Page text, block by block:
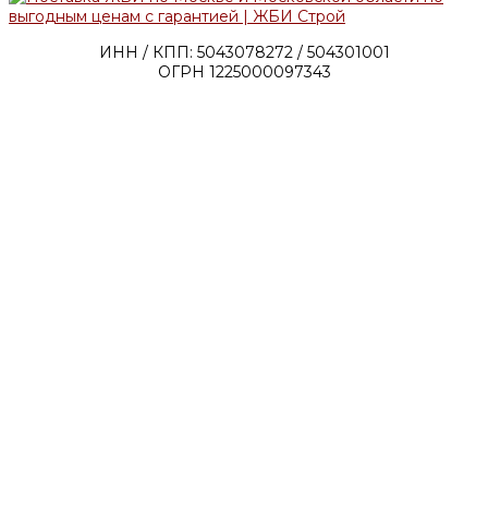
ИНН / КПП: 5043078272 / 504301001
ОГРН 1225000097343